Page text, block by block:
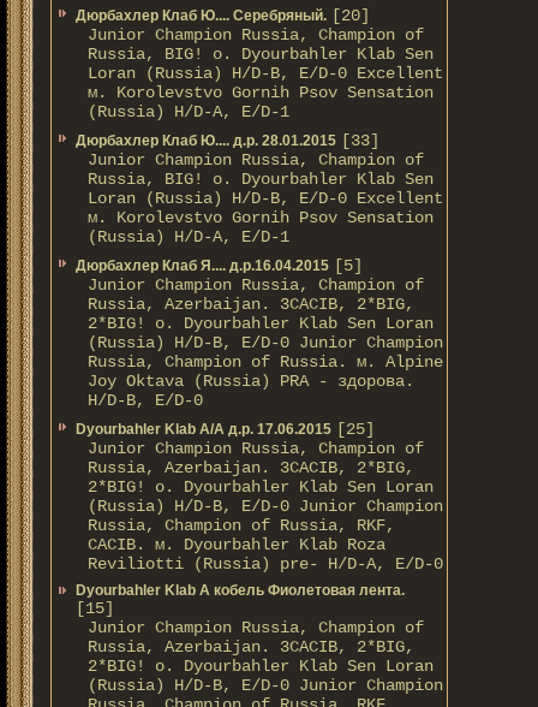
Дюрбахлер Клаб Ю.... Серебряный. [20]
Junior Champion Russia, Champion of
Russia, BIG! о. Dyourbahler Klab Sen
Loran (Russia) H/D-B, E/D-0 Excellent
м. Korolevstvo Gornih Psov Sensation
(Russia) H/D-A, E/D-1
Дюрбахлер Клаб Ю.... д.р. 28.01.2015 [33]
Junior Champion Russia, Champion of
Russia, BIG! о. Dyourbahler Klab Sen
Loran (Russia) H/D-B, E/D-0 Excellent
м. Korolevstvo Gornih Psov Sensation
(Russia) H/D-A, E/D-1
Дюрбахлер Клаб Я.... д.р.16.04.2015 [5]
Junior Champion Russia, Champion of
Russia, Azerbaijan. 3CACIB, 2*BIG,
2*BIG! о. Dyourbahler Klab Sen Loran
(Russia) H/D-B, E/D-0 Junior Champion
Russia, Champion of Russia. м. Alpine
Joy Oktava (Russia) PRA - здорова.
H/D-B, E/D-0
Dyourbahler Klab A/А д.р. 17.06.2015 [25]
Junior Champion Russia, Champion of
Russia, Azerbaijan. 3CACIB, 2*BIG,
2*BIG! о. Dyourbahler Klab Sen Loran
(Russia) H/D-B, E/D-0 Junior Champion
Russia, Champion of Russia, RKF,
CACIB. м. Dyourbahler Klab Roza
Reviliotti (Russia) pre- H/D-A, E/D-0
Dyourbahler Klab A кобель Фиолетовая лента.
[15]
Junior Champion Russia, Champion of
Russia, Azerbaijan. 3CACIB, 2*BIG,
2*BIG! о. Dyourbahler Klab Sen Loran
(Russia) H/D-B, E/D-0 Junior Champion